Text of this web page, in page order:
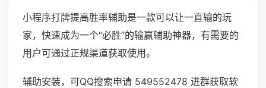
小程序打牌提高胜率辅助是一款可以让一直输的玩
家，快速成为一个“必胜”的输赢辅助神器，有需要的
用户可通过正规渠道获取使用。
辅助安装，可QQ搜索申请 549552478 进群获取软